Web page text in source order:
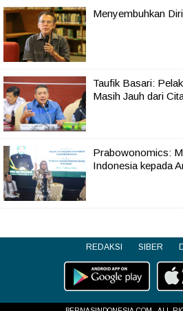
Menyembuhkan
Taufik Basari:
Masih Jauh dari
Prabowonomics:
Indonesia kepada
REDAKSI SIBER